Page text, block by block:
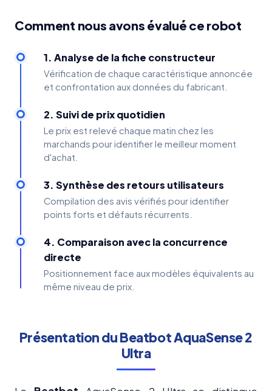
Comment nous avons évalué ce robot
1. Analyse de la fiche constructeur
Vérification de chaque caractéristique annoncée
et confrontation aux données du fabricant.
2. Suivi de prix quotidien
Le prix est relevé chaque matin chez les
marchands pour identifier le meilleur moment
d'achat.
3. Synthèse des retours utilisateurs
Compilation des avis vérifiés pour identifier
points forts et défauts récurrents.
4. Comparaison avec la concurrence
directe
Positionnement face aux modèles équivalents au
même niveau de prix.
Présentation du Beatbot AquaSense 2
Ultra